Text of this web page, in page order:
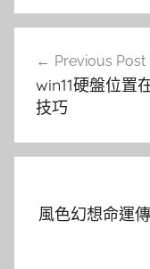
導
覽
Previous Post
win11硬盤位置
技巧
風色幻想命運